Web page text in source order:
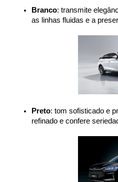
Branco: transmite
as linhas fluidas e a
Preto: tom sofisticado e
refinado e confere